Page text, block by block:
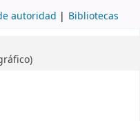
autoridad Bibliotecas